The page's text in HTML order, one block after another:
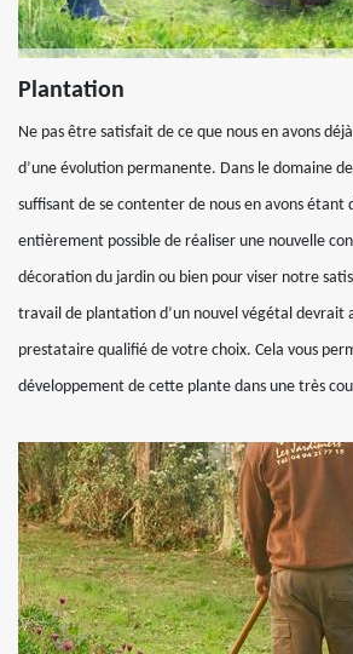
Plantation
Ne pas être satisfait de ce que nous en avons
d’une évolution permanente. Dans le domaine
suffisant de se contenter de nous en avons étant
entièrement possible de réaliser une nouvelle
décoration du jardin ou bien pour viser notre
travail de plantation d’un nouvel végétal devrait
prestataire qualifié de votre choix. Cela vous
développement de cette plante dans une très